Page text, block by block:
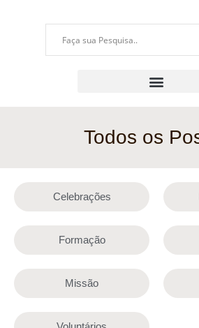
Todos os
Celebrações
Formação
Missão